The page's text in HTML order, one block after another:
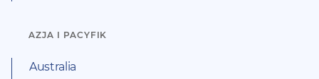
AZJA I PACYFIK
Australia